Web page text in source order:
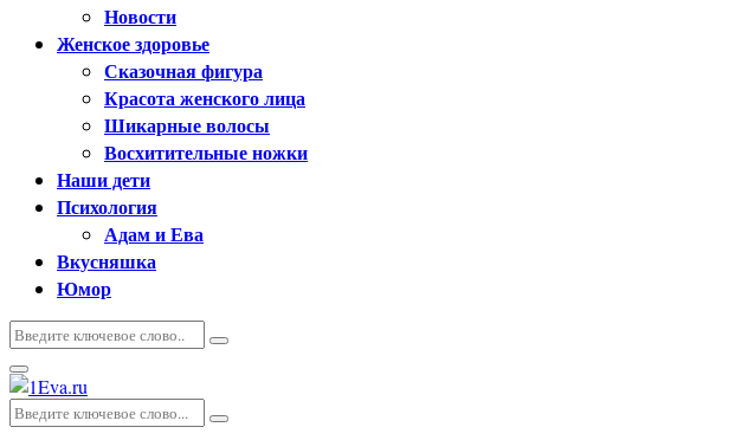
Новости
Женское здоровье
Сказочная фигура
Красота женского лица
Шикарные волосы
Восхитительные ножки
Наши дети
Психология
Адам и Ева
Вкусняшка
Юмор
Искать:
Поиск
Основное
меню
Искать:
Поиск